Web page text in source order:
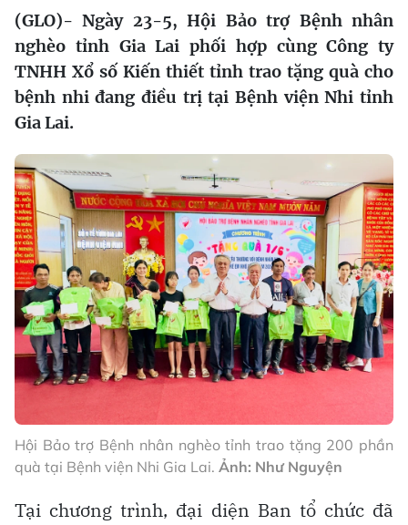
(GLO)- Ngày 23-5, Hội Bảo trợ Bệnh nhân
nghèo tỉnh Gia Lai phối hợp cùng Công ty
TNHH Xổ số Kiến thiết tỉnh trao tặng quà cho
bệnh nhi đang điều trị tại Bệnh viện Nhi tỉnh
Gia Lai.
Hội Bảo trợ Bệnh nhân nghèo tỉnh trao tặng 200 phần
quà tại Bệnh viện Nhi Gia Lai. Ảnh: Như Nguyện
Tại chương trình, đại diện Ban tổ chức đã